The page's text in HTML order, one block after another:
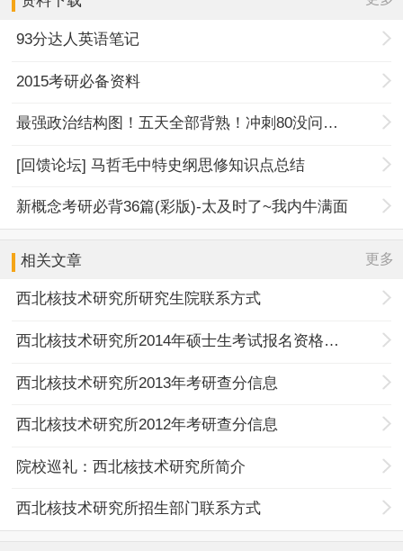
93分达人英语笔记
2015考研必备资料
最强政治结构图！五天全部背熟！冲刺80没问题！
[回馈论坛] 马哲毛中特史纲思修知识点总结
新概念考研必背36篇(彩版)-太及时了~我内牛满面
相关文章 更多
西北核技术研究所研究生院联系方式
西北核技术研究所2014年硕士生考试报名资格确定
西北核技术研究所2013年考研查分信息
西北核技术研究所2012年考研查分信息
院校巡礼：西北核技术研究所简介
西北核技术研究所招生部门联系方式